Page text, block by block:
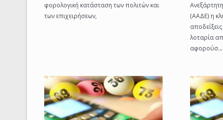
φορολογική κατάσταση των πολιτών και
των επιχειρήσεων,
(ΑΑΔΕ) η
λοταρία
αφορούσ...